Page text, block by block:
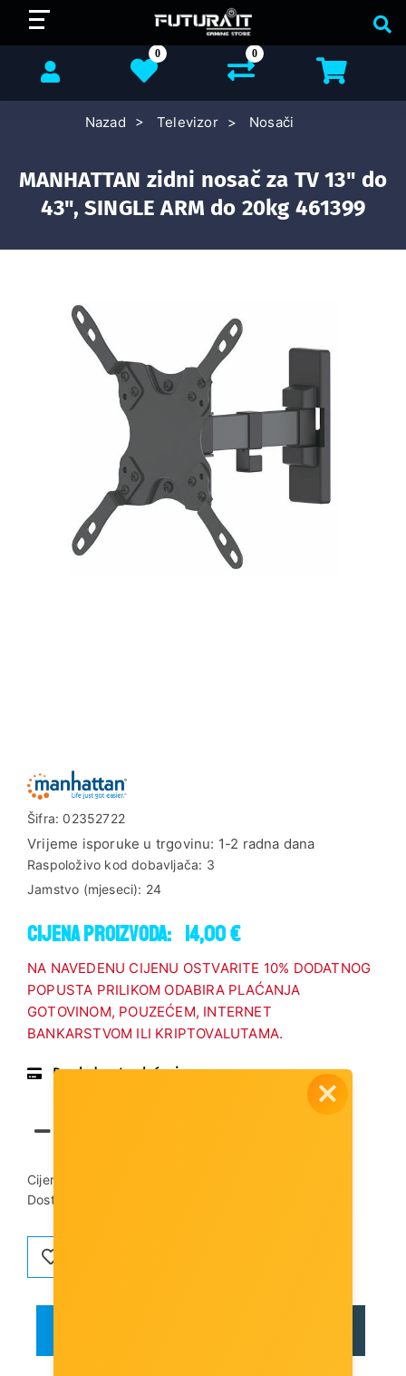
0
0
Nazad Televizor Nosači
MANHATTAN zidni nosač za TV 13" do
43", SINGLE ARM do 20kg 461399
Šifra:02352722
Vrijeme isporuke u trgovinu: 1-2 radna dana
Raspoloživo kod dobavljača: 3
Jamstvo (mjeseci): 24
Cijena proizvoda: 14,00 €
NA NAVEDENU CIJENU OSTVARITE 10% DODATNOG
POPUSTA PRILIKOM ODABIRA PLAĆANJA
GOTOVINOM, POUZEĆEM, INTERNET
BANKARSTVOM ILI KRIPTOVALUTAMA.
Pregled vrsta plaćanja
Cijena dostave:
Dostupnost artikla: